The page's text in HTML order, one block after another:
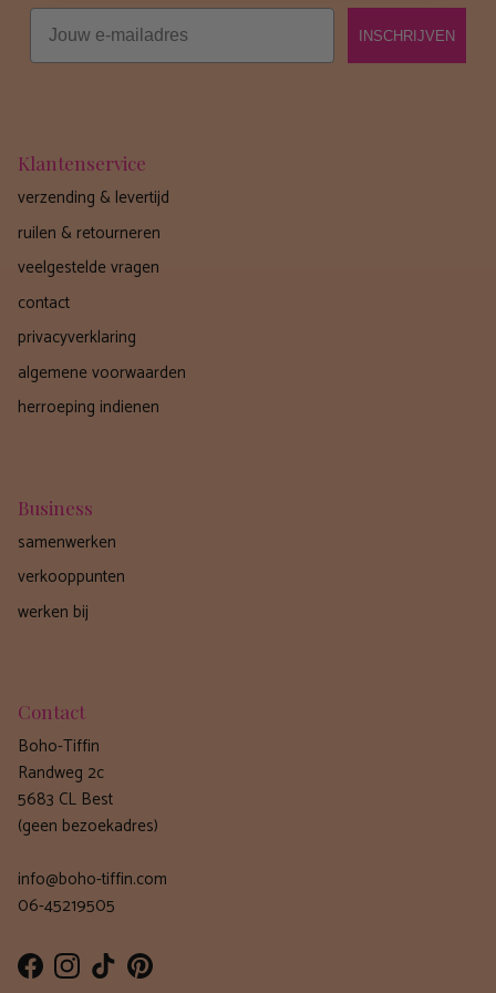
Email
INSCHRIJVEN
Klantenservice
verzending & levertijd
ruilen & retourneren
veelgestelde vragen
contact
privacyverklaring
algemene voorwaarden
herroeping indienen
Business
samenwerken
verkooppunten
werken bij
Contact
Boho-Tiffin
Randweg 2c
5683 CL Best
(geen bezoekadres)
info@boho-tiffin.com
06-45219505
FacebookInstagram
TikTokPinterest